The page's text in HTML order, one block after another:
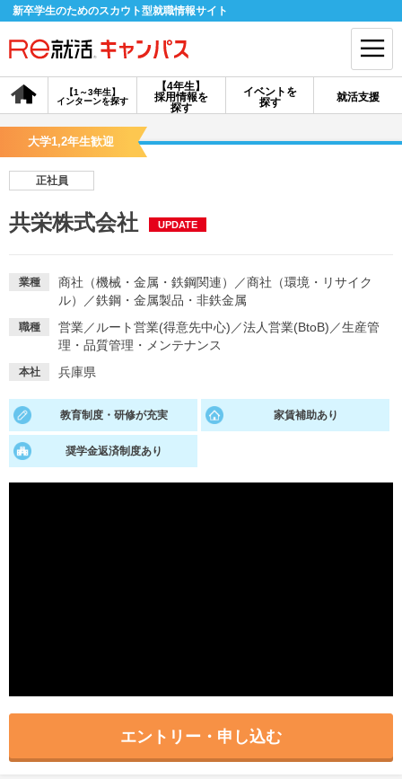
新卒学生のためのスカウト型就職情報サイト
【4年生】
採用情報を
探す
【1～3年生】
インターンを探す
イベントを
探す
就活支援
会員登録 ログイン
探す
イベントを探す スカウト お知らせ
就活支援 就活コラム
大学1,2年生歓迎
正社員
共栄株式会社 UPDATE
業種 商社（機械・金属・鉄鋼関連） ／商社（環境・リサイク
ル）
／鉄鋼・金属製品・非鉄金属
職種 営業／ ルート営業(得意先中心) ／法人営業(BtoB) ／生産管
理・品質管理・メンテナンス
本社 兵庫県
教育制度・研修が充実 家賃補助あり
奨学金返済制度あり
エントリー・申し込む